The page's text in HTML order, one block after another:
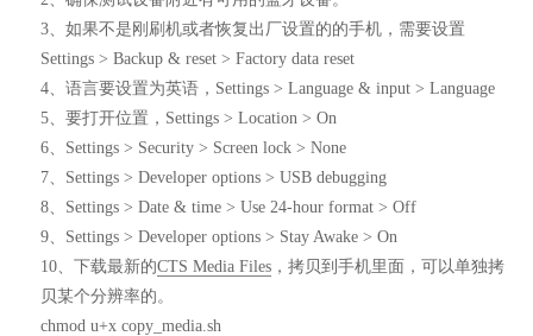
3、如果不是刚刷机或者恢复出厂设置的的手机，需要设置
Settings > Backup & reset > Factory data reset
4、语言要设置为英语，Settings > Language & input > Language
5、要打开位置，Settings > Location > On
6、Settings > Security > Screen lock > None
7、Settings > Developer options > USB debugging
8、Settings > Date & time > Use 24-hour format > Off
9、Settings > Developer options > Stay Awake > On
10、下载最新的CTS Media Files ，拷贝到手机里面，可以单独拷
贝某个分辨率的。
chmod u+x copy_media.sh